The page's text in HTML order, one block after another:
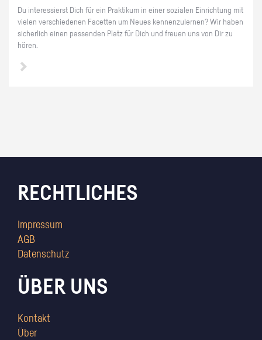
Du in­ter­es­sierst Dich für ein Prak­ti­kum in einer so­zia­len Ein­rich­tung mit
vie­len ver­schie­de­nen Fa­cet­ten um Neues ken­nen­zu­ler­nen? Wir haben
si­cher­lich einen pas­sen­den Platz für Dich und freu­en uns von Dir zu
hören.
RECHTLICHES
Impressum
AGB
Datenschutz
ÜBER UNS
Kontakt
Über